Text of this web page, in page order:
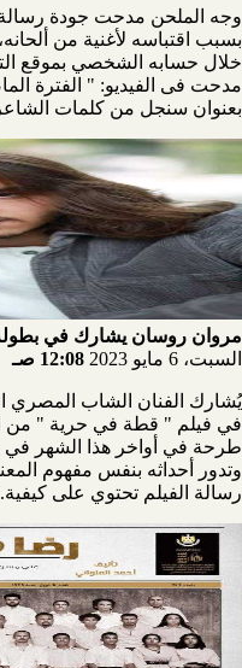
وجه الملحن مدحت جودة رسالة
بسبب اقتباسه لأغنية من
خلال حسابه الشخصي بموقع
مدحت فى الفيديو: " الفترة
بعنوان سنجل من كلمات
مروان روسان يشارك في
السبت، 6 مايو 2023
12:08 صـ
يُشارك الفنان الشاب المصري
في فيلم " قطة في حرية " من
طرحة في أواخر هذا الشهر في
وتدور أحداثه بنفس مفهوم
رسالة الفيلم تحتوي على